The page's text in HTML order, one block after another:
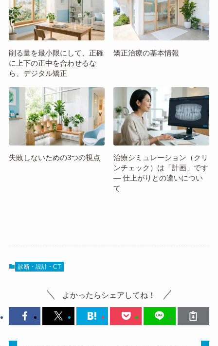
削る量を最小限にして、正確
に上下の正中を合わせるな
ら、デジタル矯正
矯正治療の基本情報
失敗しないための3つの視点
治療シミュレーション（クリ
ンチェック）は「計画」です
― 仕上がりとの違いについ
て
診断・設計・CT
よかったらシェアしてね！